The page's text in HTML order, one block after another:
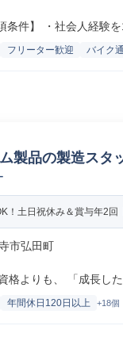
件】 ・社会人経験を
フリーター歓迎 バイク
製品の製造スタ
！土日祝休み＆賞与年2回
市弘田町
格よりも、 「成長し
年間休日120日以上 +18個